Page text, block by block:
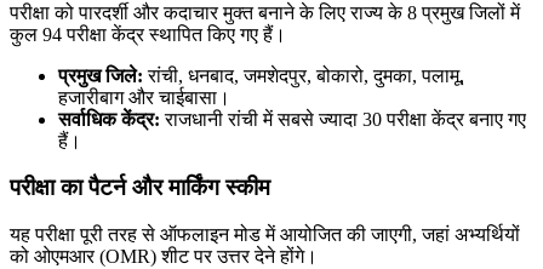
परीक्षा को पारदर्शी और कदाचार मुक्त बनाने के लिए राज्य के 8 प्रमुख जिलों में
कुल 94 परीक्षा केंद्र स्थापित किए गए हैं।
प्रमुख जिले: रांची, धनबाद, जमशेदपुर, बोकारो, दुमका, पलामू,
हजारीबाग और चाईबासा।
सर्वाधिक केंद्र: राजधानी रांची में सबसे ज्यादा 30 परीक्षा केंद्र बनाए गए
हैं।
परीक्षा का पैटर्न और मार्किंग स्कीम
यह परीक्षा पूरी तरह से ऑफलाइन मोड में आयोजित की जाएगी, जहां अभ्यर्थियों
को ओएमआर (OMR) शीट पर उत्तर देने होंगे।